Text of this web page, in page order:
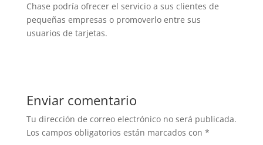
Chase podría ofrecer el servicio a sus clientes de
pequeñas empresas o promoverlo entre sus
usuarios de tarjetas.
Enviar comentario
Tu dirección de correo electrónico no será publicada.
Los campos obligatorios están marcados con *